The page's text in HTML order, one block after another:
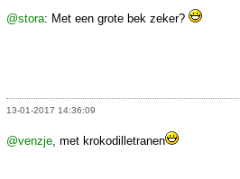
@stora: Met een grote bek zeker?
13-01-2017 14:36:09
@venzje , met krokodilletranen